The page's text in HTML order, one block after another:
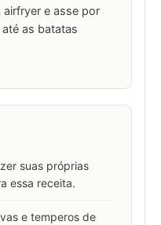
airfryer e asse por
as batatas
suas próprias
essa receita.
e temperos de